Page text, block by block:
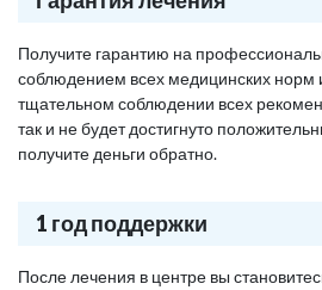
Получите гарантию на
соблюдением всех медицинских норм
тщательном соблюдении всех
так и не будет достигнуто
получите деньги обратно.
1 год поддержки
После лечения в центре вы